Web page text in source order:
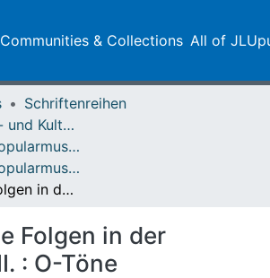
Communities & Collections All of
Schriftenreihen
FB 03 - Sozial- und Kulturwissenschaften
Beiträge zur Popularmusikforschung
Beiträge zur Popularmusikforschung 32 (2004)
9/11 und die Folgen in der Popmusik II. : O-Töne
Folgen in der
: O-Töne